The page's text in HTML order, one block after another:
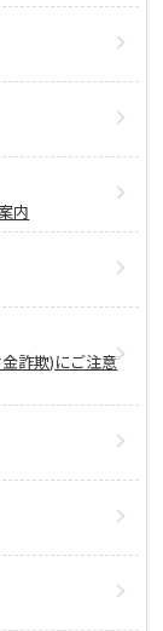
内
詐欺)にご注意